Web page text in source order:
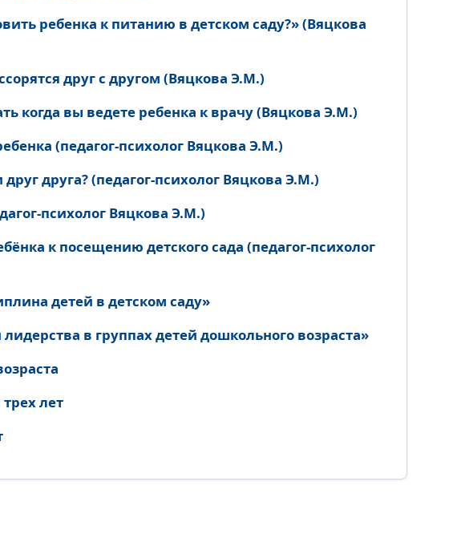
ребенка к питанию в детском саду?» (Вяцкова
друг с другом (Вяцкова Э.М.)
когда вы ведете ребенка к врачу (Вяцкова Э.М.)
(педагог-психолог Вяцкова Э.М.)
друга? (педагог-психолог Вяцкова Э.М.)
психолог Вяцкова Э.М.)
к посещению детского сада (педагог-психолог
детей в детском саду»
в группах детей дошкольного возраста»
лет